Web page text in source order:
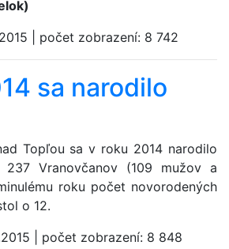
počet zobrazení: 8 742
sa narodilo
Topľou sa v roku 2014 narodilo
Vranovčanov (109 mužov a
roku počet novorodených
o 12.
počet zobrazení: 8 848